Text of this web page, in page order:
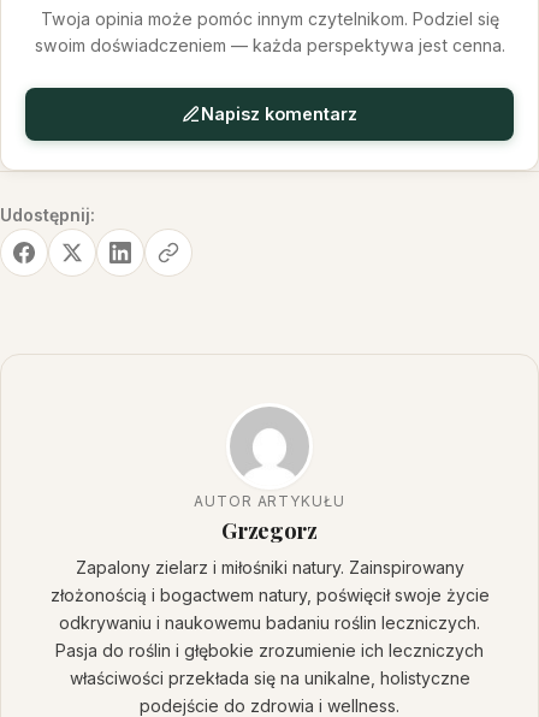
Twoja opinia może pomóc innym czytelnikom. Podziel się
swoim doświadczeniem — każda perspektywa jest cenna.
Napisz komentarz
Udostępnij:
AUTOR ARTYKUŁU
Grzegorz
Zapalony zielarz i miłośniki natury. Zainspirowany
złożonością i bogactwem natury, poświęcił swoje życie
odkrywaniu i naukowemu badaniu roślin leczniczych.
Pasja do roślin i głębokie zrozumienie ich leczniczych
właściwości przekłada się na unikalne, holistyczne
podejście do zdrowia i wellness.